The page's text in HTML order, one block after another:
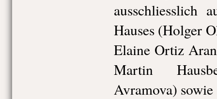
ausschliesslich
Hauses (Holger
Elaine Ortiz
Martin
Avramova)